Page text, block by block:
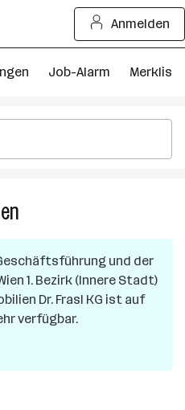
Anmelden
Job-Alarm Merkliste
Jobs
in
Wien
und der
1. Bezirk (Innere Stadt)
Dr. Frasl KG ist auf
verfügbar.